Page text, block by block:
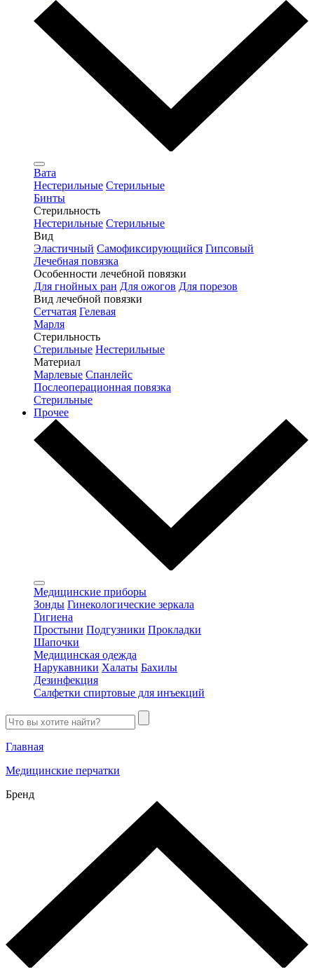
Вата
Нестерильные Стерильные
Бинты
Стерильность
Нестерильные Стерильные
Вид
Эластичный Самофиксирующийся Гипсовый
Лечебная повязка
Особенности лечебной повязки
Для гнойных ран Для ожогов Для порезов
Вид лечебной повязки
Сетчатая Гелевая
Марля
Стерильность
Стерильные Нестерильные
Материал
Марлевые Спанлейс
Послеоперационная повязка
Стерильные
Прочее
Медицинские приборы
Зонды Гинекологические зеркала
Гигиена
Простыни Подгузники Прокладки
Шапочки
Медицинская одежда
Нарукавники Халаты Бахилы
Дезинфекция
Салфетки спиртовые для инъекций
Главная
Медицинские перчатки
Бренд